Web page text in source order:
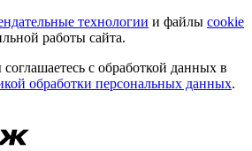
технологии и файлы cookie
работы сайта.
с обработкой данных в
обработки персональных данных.